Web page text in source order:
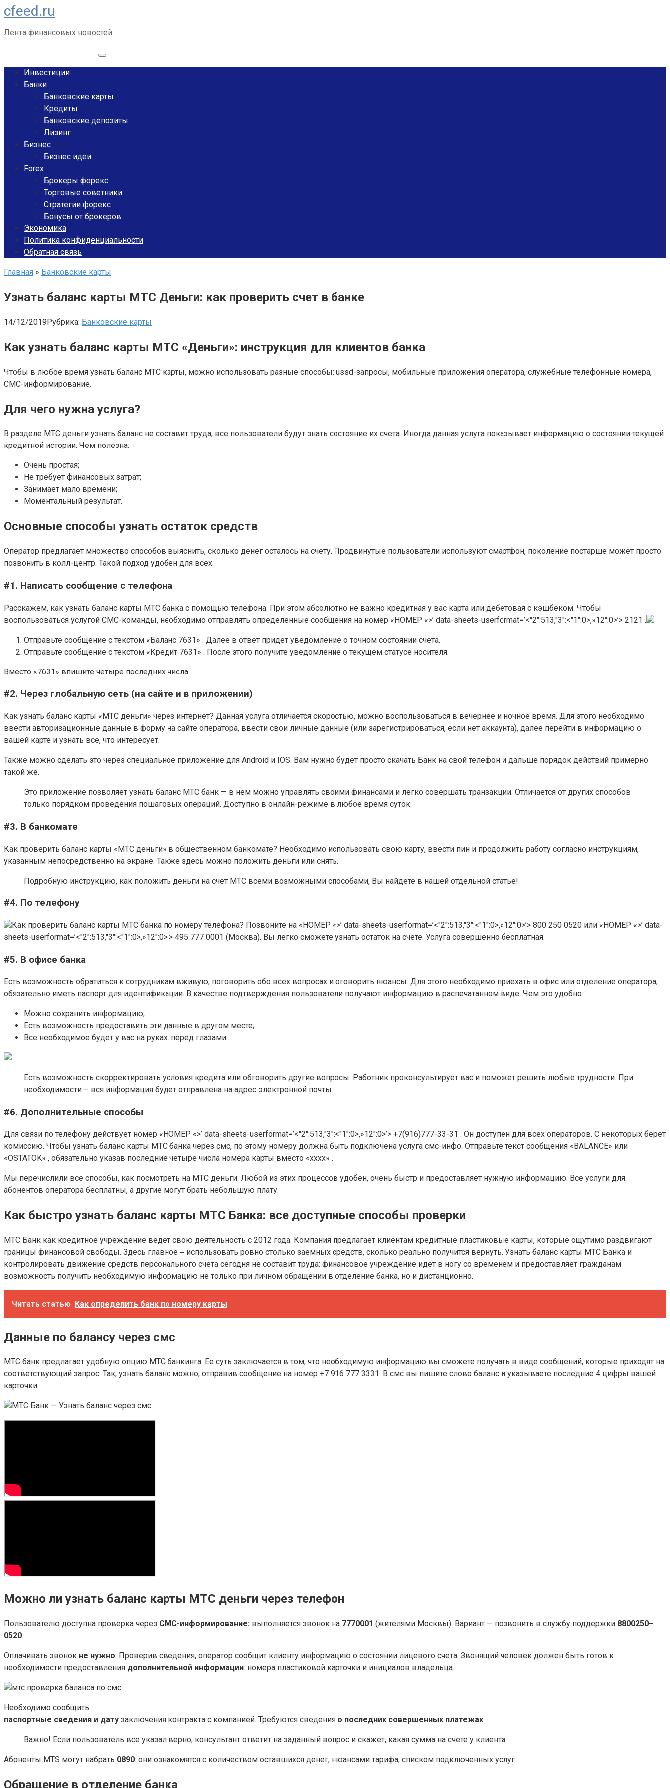
Перейти
к
контенту
cfeed.ru
Лента финансовых новостей
Инвестиции
Банки
Банковские карты
Кредиты
Банковские депозиты
Лизинг
Бизнес
Бизнес идеи
Forex
Брокеры форекс
Торговые советники
Стратегии форекс
Бонусы от брокеров
Экономика
Политика конфиденциальности
Обратная связь
Главная » Банковские карты
Узнать баланс карты МТС Деньги: как проверить счет в банке
14/12/2019Рубрика: Банковские карты
Как узнать баланс карты МТС «Деньги»: инструкция для клиентов банка
Чтобы в любое время узнать баланс МТС карты, можно использовать разные способы: ussd-запросы, мобильные приложения оператора, служебные телефонные номера,
СМС-информирование.
Для чего нужна услуга?
В разделе МТС деньги узнать баланс не составит труда, все пользователи будут знать состояние их счета. Иногда данная услуга показывает информацию о состоянии текущей
кредитной истории. Чем полезна:
Очень простая;
Не требует финансовых затрат;
Занимает мало времени;
Моментальный результат.
Основные способы узнать остаток средств
Оператор предлагает множество способов выяснить, сколько денег осталось на счету. Продвинутые пользователи используют смартфон, поколение постарше может просто
позвонить в колл-центр. Такой подход удобен для всех.
#1. Написать сообщение с телефона
Расскажем, как узнать баланс карты МТС банка с помощью телефона. При этом абсолютно не важно кредитная у вас карта или дебетовая с кэшбеком. Чтобы
воспользоваться услугой СМС-команды, необходимо отправлять определенные сообщения на номер «НОМЕР «>’ data-sheets-userformat=’<"2":513,"3":<"1":0>,»12″:0>’> 2121 .
Отправьте сообщение с текстом «Баланс 7631» . Далее в ответ придет уведомление о точном состоянии счета.
Отправьте сообщение с текстом «Кредит 7631» . После этого получите уведомление о текущем статусе носителя.
Вместо «7631» впишите четыре последних числа
#2. Через глобальную сеть (на сайте и в приложении)
Как узнать баланс карты «МТС деньги» через интернет? Данная услуга отличается скоростью, можно воспользоваться в вечернее и ночное время. Для этого необходимо
ввести авторизационные данные в форму на сайте оператора, ввести свои личные данные (или зарегистрироваться, если нет аккаунта), далее перейти в информацию о
вашей карте и узнать все, что интересует.
Также можно сделать это через специальное приложение для Android и IOS. Вам нужно будет просто скачать Банк на свой телефон и дальше порядок действий примерно
такой же.
Это приложение позволяет узнать баланс МТС банк — в нем можно управлять своими финансами и легко совершать транзакции. Отличается от других способов
только порядком проведения пошаговых операций. Доступно в онлайн-режиме в любое время суток.
#3. В банкомате
Как проверить баланс карты «МТС деньги» в общественном банкомате? Необходимо использовать свою карту, ввести пин и продолжить работу согласно инструкциям,
указанным непосредственно на экране. Также здесь можно положить деньги или снять.
Подробную инструкцию, как положить деньги на счет МТС всеми возможными способами, Вы найдете в нашей отдельной статье!
#4. По телефону
Как проверить баланс карты МТС банка по номеру телефона? Позвоните на «НОМЕР «>’ data-sheets-userformat=’<"2":513,"3":<"1":0>,»12″:0>’> 800 250 0520 или «НОМЕР «>’ data-
sheets-userformat=’<"2":513,"3":<"1":0>,»12″:0>’> 495 777 0001 (Москва). Вы легко сможете узнать остаток на счете. Услуга совершенно бесплатная.
#5. В офисе банка
Есть возможность обратиться к сотрудникам вживую, поговорить обо всех вопросах и оговорить нюансы. Для этого необходимо приехать в офис или отделение оператора,
обязательно иметь паспорт для идентификации. В качестве подтверждения пользователи получают информацию в распечатанном виде. Чем это удобно:
Можно сохранить информацию;
Есть возможность предоставить эти данные в другом месте;
Все необходимое будет у вас на руках, перед глазами.
Есть возможность скорректировать условия кредита или обговорить другие вопросы. Работник проконсультирует вас и поможет решить любые трудности. При
необходимости – вся информация будет отправлена на адрес электронной почты.
#6. Дополнительные способы
Для связи по телефону действует номер «НОМЕР «>’ data-sheets-userformat=’<"2":513,"3":<"1":0>,»12″:0>’> +7(916)777-33-31 . Он доступен для всех операторов. С некоторых берет
комиссию. Чтобы узнать баланс карты МТС банка через смс, по этому номеру должна быть подключена услуга смс-инфо. Отправьте текст сообщения «BALANCE» или
«OSTATOK» , обязательно указав последние четыре числа номера карты вместо «хххх» .
Мы перечислили все способы, как посмотреть на МТС деньги. Любой из этих процессов удобен, очень быстр и предоставляет нужную информацию. Все услуги для
абонентов оператора бесплатны, а другие могут брать небольшую плату.
Как быстро узнать баланс карты МТС Банка: все доступные способы проверки
МТС Банк как кредитное учреждение ведет свою деятельность с 2012 года. Компания предлагает клиентам кредитные пластиковые карты, которые ощутимо раздвигают
границы финансовой свободы. Здесь главное ‒ использовать ровно столько заемных средств, сколько реально получится вернуть. Узнать баланс карты МТС Банка и
контролировать движение средств персонального счета сегодня не составит труда: финансовое учреждение идет в ногу со временем и предоставляет гражданам
возможность получить необходимую информацию не только при личном обращении в отделение банка, но и дистанционно.
Читать статью Как определить банк по номеру карты
Данные по балансу через смс
МТС банк предлагает удобную опцию МТС банкинга. Ее суть заключается в том, что необходимую информацию вы сможете получать в виде сообщений, которые приходят на
соответствующий запрос. Так, узнать баланс можно, отправив сообщение на номер +7 916 777 3331. В смс вы пишите слово баланс и указываете последние 4 цифры вашей
карточки.
Можно ли узнать баланс карты МТС деньги через телефон
Пользователю доступна проверка через СМС-информирование: выполняется звонок на 7770001 (жителями Москвы). Вариант — позвонить в службу поддержки 8800250–
0520.
Оплачивать звонок не нужно. Проверив сведения, оператор сообщит клиенту информацию о состоянии лицевого счета. Звонящий человек должен быть готов к
необходимости предоставления дополнительной информации: номера пластиковой карточки и инициалов владельца.
Необходимо сообщить
паспортные сведения и дату заключения контракта с компанией. Требуются сведения о последних совершенных платежах.
Важно! Если пользователь все указал верно, консультант ответит на заданный вопрос и скажет, какая сумма на счете у клиента.
Абоненты MTS могут набрать 0890: они ознакомятся с количеством оставшихся денег, нюансами тарифа, списком подключенных услуг.
Обращение в отделение банка